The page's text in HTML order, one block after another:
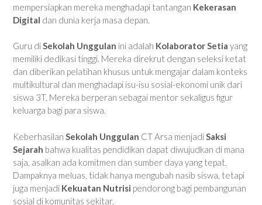
mempersiapkan mereka menghadapi tantangan Kekerasan
Digital dan dunia kerja masa depan.
Guru diSekolah Unggulan ini adalah Kolaborator Setia yang
memiliki dedikasi tinggi. Mereka direkrut dengan seleksi ketat
dan diberikan pelatihan khusus untuk mengajar dalam konteks
multikultural dan menghadapi isu-isu sosial-ekonomi unik dari
siswa 3T. Mereka berperan sebagai mentor sekaligus figur
keluarga bagi para siswa.
Keberhasilan Sekolah Unggulan CT Arsa menjadiSaksi
Sejarah bahwa kualitas pendidikan dapat diwujudkan di mana
saja, asalkan ada komitmen dan sumber daya yang tepat.
Dampaknya meluas, tidak hanya mengubah nasib siswa, tetapi
juga menjadi Kekuatan Nutrisi pendorong bagi pembangunan
sosial di komunitas sekitar.